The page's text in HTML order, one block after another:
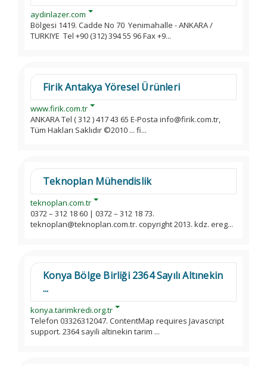
aydinlazer.com
Bölgesi 1419. Cadde No 70 Yenimahalle - ANKARA /
TURKIYE Tel +90 (312) 394 55 96 Fax +9...
Firik Antakya Yöresel Ürünleri
www.firik.com.tr
ANKARA Tel ( 312 ) 417 43 65 E-Posta info@firik.com.tr,
Tüm Hakları Saklıdır ©2010 ... fi...
Teknoplan Mühendislik
teknoplan.com.tr
0372 – 312 18 60 | 0372 – 312 18 73.
teknoplan@teknoplan.com.tr. copyright 2013. kdz. ereg...
Konya Bölge Birliği 2364 Sayılı Altınekin
...
konya.tarimkredi.org.tr
Telefon 03326312047. ContentMap requires Javascript
support. 2364 sayili altinekin tarim ...